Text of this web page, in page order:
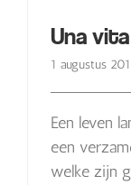
Una
1 augustus
Een leven
een
welke zijn